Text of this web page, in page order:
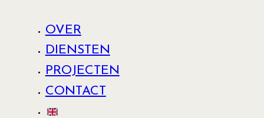
OVER
DIENSTEN
PROJECTEN
CONTACT